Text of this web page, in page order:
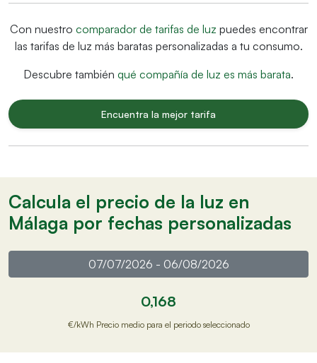
Con nuestro comparador de tarifas de luz puedes encontrar
las tarifas de luz más baratas personalizadas a tu consumo.
Descubre también qué compañía de luz es más barata.
Encuentra la mejor tarifa
Calcula el precio de la luz en
Málaga por fechas personalizadas
0,168
€/kWh Precio medio para el periodo seleccionado